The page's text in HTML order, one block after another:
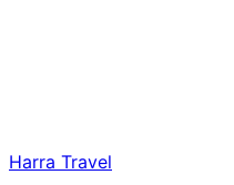
Harra Travel